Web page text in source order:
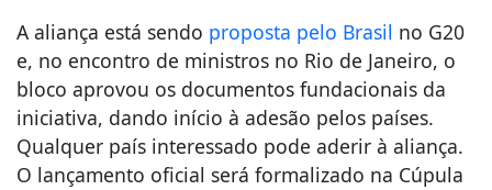
A aliança está sendo proposta pelo Brasil no G20
e, no encontro de ministros no Rio de Janeiro, o
bloco aprovou os documentos fundacionais da
iniciativa, dando início à adesão pelos países.
Qualquer país interessado pode aderir à aliança.
O lançamento oficial será formalizado na Cúpula